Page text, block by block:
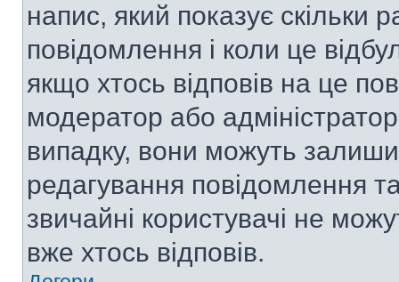
напис, який показує скільки
повідомлення і коли це
якщо хтось відповів на це
модератор або
випадку, вони можуть
редагування повідомлення
звичайні користувачі не
вже хтось відповів.